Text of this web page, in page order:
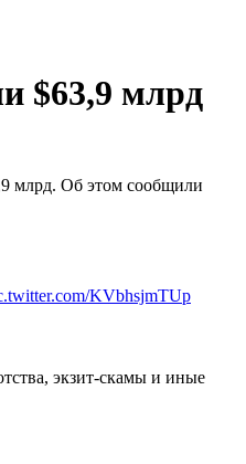
$63,9 млрд
млрд. Об этом сообщили
KVbhsjmTUp
экзит-скамы и иные